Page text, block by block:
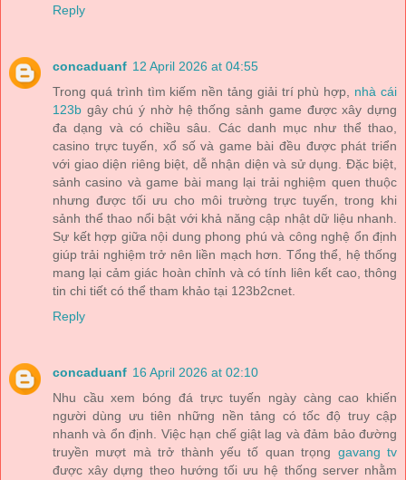
Reply
concaduanf 12 April 2026 at 04:55
Trong quá trình tìm kiếm nền tảng giải trí phù hợp, nhà cái
123b gây chú ý nhờ hệ thống sảnh game được xây dựng
đa dạng và có chiều sâu. Các danh mục như thể thao,
casino trực tuyến, xổ số và game bài đều được phát triển
với giao diện riêng biệt, dễ nhận diện và sử dụng. Đặc biệt,
sảnh casino và game bài mang lại trải nghiệm quen thuộc
nhưng được tối ưu cho môi trường trực tuyến, trong khi
sảnh thể thao nổi bật với khả năng cập nhật dữ liệu nhanh.
Sự kết hợp giữa nội dung phong phú và công nghệ ổn định
giúp trải nghiệm trở nên liền mạch hơn. Tổng thể, hệ thống
mang lại cảm giác hoàn chỉnh và có tính liên kết cao, thông
tin chi tiết có thể tham khảo tại 123b2cnet.
Reply
concaduanf 16 April 2026 at 02:10
Nhu cầu xem bóng đá trực tuyến ngày càng cao khiến
người dùng ưu tiên những nền tảng có tốc độ truy cập
nhanh và ổn định. Việc hạn chế giật lag và đảm bảo đường
truyền mượt mà trở thành yếu tố quan trọng gavang tv
được xây dựng theo hướng tối ưu hệ thống server nhằm